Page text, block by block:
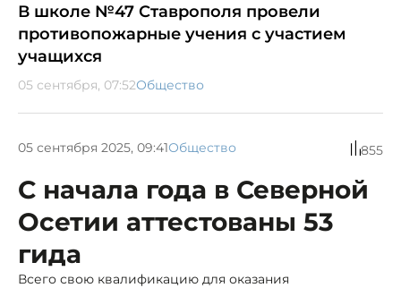
В школе №47 Ставрополя провели
противопожарные учения с участием
учащихся
05 сентября, 07:52Общество
05 сентября 2025, 09:41Общество 855
С начала года в Северной
Осетии аттестованы 53
гида
Всего свою квалификацию для оказания